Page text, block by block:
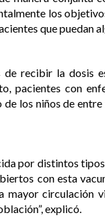
los
que puedan
de recibir la dosis
pacientes con
los niños de
por distintos
con esta
mayor circulación
explicó.